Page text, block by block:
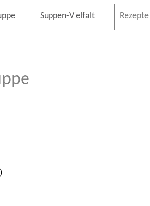
Suppen-Vielfalt Rezepte